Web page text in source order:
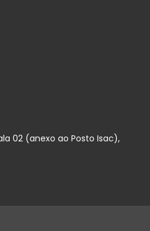
02 (anexo ao Posto Isac),